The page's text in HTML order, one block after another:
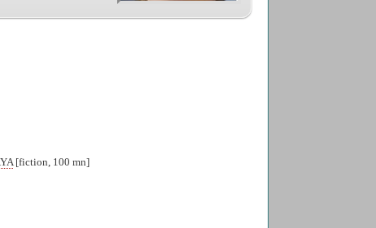
[fiction, 100 mn]